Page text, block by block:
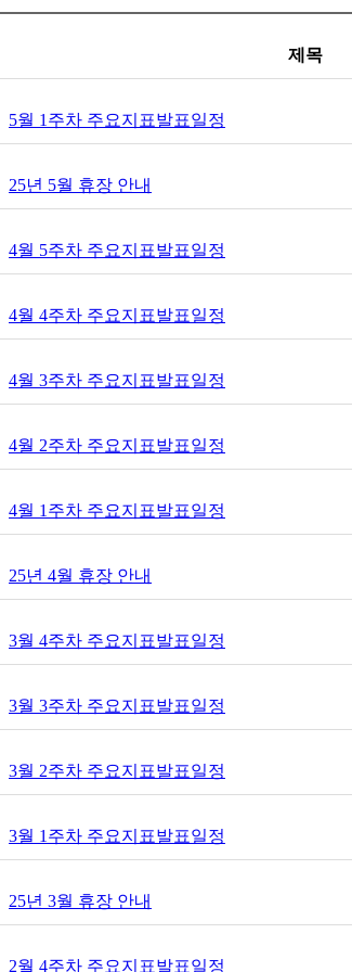
제목
5월 1주차 주요지표발표일정
25년 5월 휴장 안내
4월 5주차 주요지표발표일정
4월 4주차 주요지표발표일정
4월 3주차 주요지표발표일정
4월 2주차 주요지표발표일정
4월 1주차 주요지표발표일정
25년 4월 휴장 안내
3월 4주차 주요지표발표일정
3월 3주차 주요지표발표일정
3월 2주차 주요지표발표일정
3월 1주차 주요지표발표일정
25년 3월 휴장 안내
2월 4주차 주요지표발표일정